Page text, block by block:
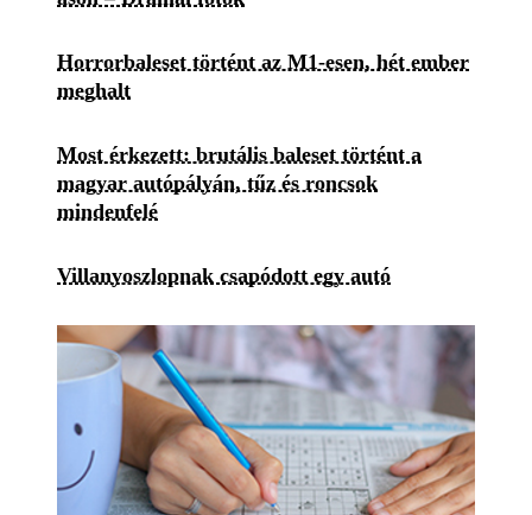
Horrorbaleset történt az M1-esen, hét ember
meghalt
Most érkezett: brutális baleset történt a
magyar autópályán, tűz és roncsok
mindenfelé
Villanyoszlopnak csapódott egy autó